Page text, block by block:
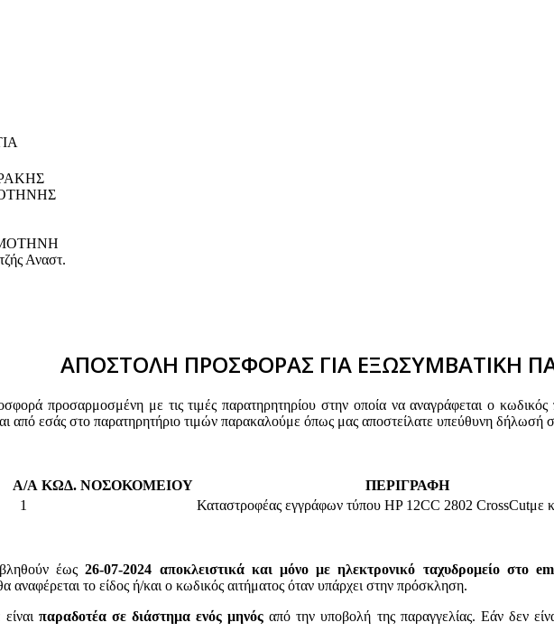
Αναστ.
ΑΠΟΣΤΟΛΗ ΠΡΟΣΦΟΡΑΣ ΓΙΑ ΕΞΩΣΥΜΒΑΤΙΚΗ
προσαρμοσμένη με τις τιμές παρατηρητηρίου στην οποία να αναγράφεται ο
από εσάς στο παρατηρητήριο τιμών παρακαλούμε όπως μας αποστείλατε υπεύθυνη δήλωσή
Α/Α ΚΩΔ. ΝΟΣΟΚΟΜΕΙΟΥ ΠΕΡΙΓΡΑΦΗ
1
Καταστροφέας εγγράφων τύπου HP 12CC 2802 CrossCutμε
έως26-07-2024 αποκλειστικά και μόνο με ηλεκτρονικό ταχυδρομείο στο
το είδος ή/και ο κωδικός αιτήματος όταν υπάρχει στην πρόσκληση.
παραδοτέα σε διάστημα ενός μηνός από την υποβολή της παραγγελίας. Εάν δεν